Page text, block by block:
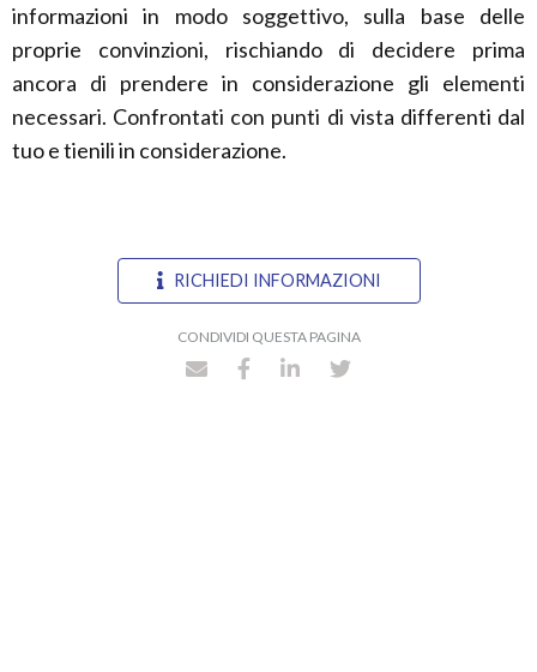
informazioni in modo soggettivo, sulla base delle
proprie convinzioni, rischiando di decidere prima
ancora di prendere in considerazione gli elementi
necessari. Confrontati con punti di vista differenti dal
tuo e tienili in considerazione.
RICHIEDI INFORMAZIONI
CONDIVIDI QUESTA PAGINA